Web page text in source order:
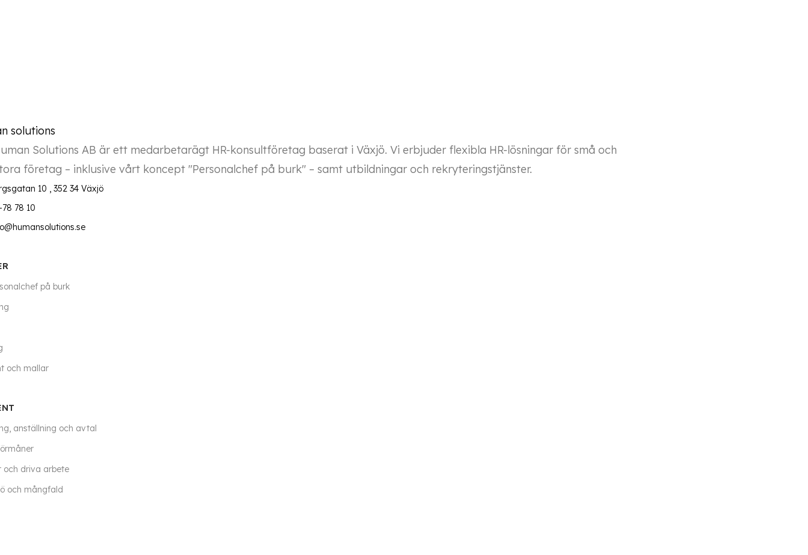
Solutions AB är ett medarbetarägt HR-konsultföretag baserat i Växjö. Vi erbjuder flexibla HR-lösningar för små och
företag – inklusive vårt koncept "Personalchef på burk" – samt utbildningar och rekryteringstjänster.
10 , 352 34 Växjö
78 10
på burk
och mallar
anställning och avtal
och driva arbete
och mångfald